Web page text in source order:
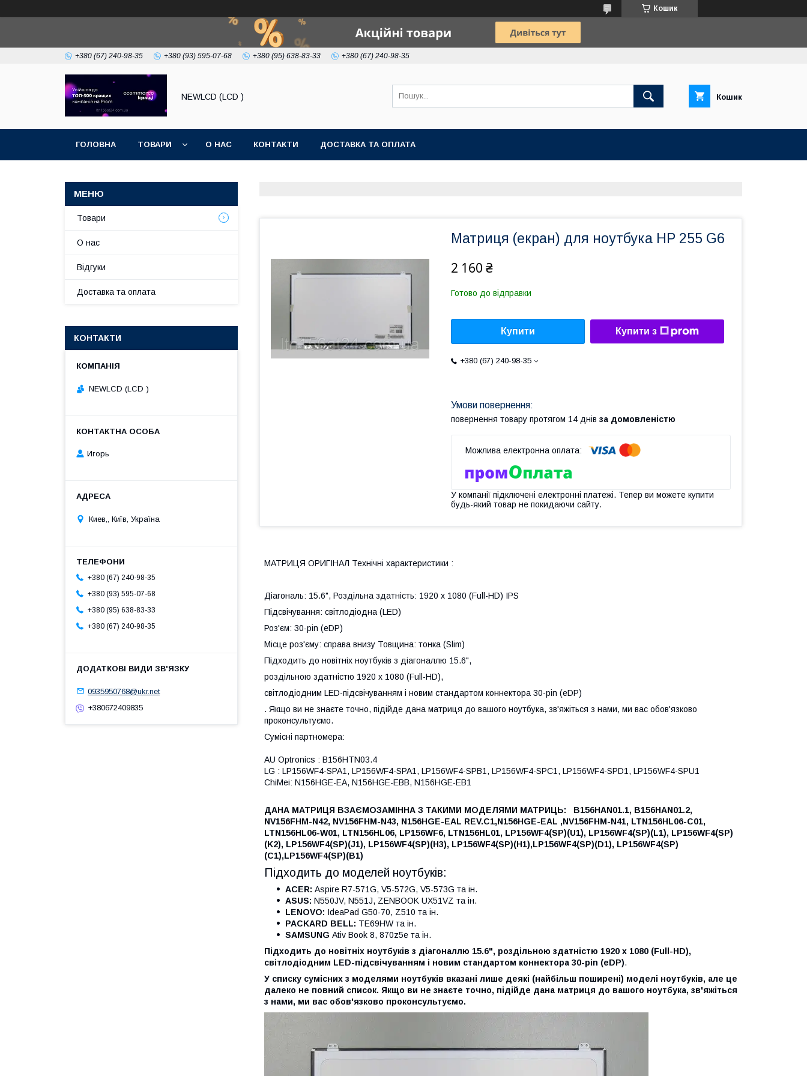
Кошик
+380 (67) 240-98-35 +380 (93) 595-07-68 +380 (95) 638-83-33 +380 (67) 240-98-35
NEWLCD (LCD ) Кошик
ГОЛОВНА ТОВАРИ О НАС КОНТАКТИ ДОСТАВКА ТА ОПЛАТА
Матриця (екран) для ноутбука HP 255 G6
2 160 ₴
Готово до відправки
Купити Купити з
+380 (67) 240-98-35
повернення товару протягом 14 днів за домовленістю
У компанії підключені електронні платежі. Тепер ви можете купити
будь-який товар не покидаючи сайту.
МАТРИЦЯ ОРИГІНАЛ Технічні характеристики :
Діагональ: 15.6", Роздільна здатність: 1920 x 1080 (Full-HD) IPS
Підсвічування: світлодіодна (LED)
Роз'єм: 30-pin (eDP)
Місце роз'єму: справа внизу Товщина: тонка (Slim)
Підходить до новітніх ноутбуків з діагоналлю 15.6",
роздільною здатністю 1920 x 1080 (Full-HD),
світлодіодним LED-підсвічуванням і новим стандартом коннектора 30-pin (eDP)
. Якщо ви не знаєте точно, підійде дана матриця до вашого ноутбука, зв'яжіться з нами, ми вас обов'язково
проконсультуємо.
Сумісні партномера:
AU Optronics : B156HTN03.4
LG : LP156WF4-SPA1, LP156WF4-SPA1, LP156WF4-SPB1, LP156WF4-SPC1, LP156WF4-SPD1, LP156WF4-SPU1
ChiMei: N156HGE-EA, N156HGE-EBB, N156HGE-EB1
ДАНА МАТРИЦЯ ВЗАЄМОЗАМІННА З ТАКИМИ МОДЕЛЯМИ МАТРИЦЬ: B156HAN01.1, B156HAN01.2,
NV156FHM-N42, NV156FHM-N43, N156HGE-EAL REV.C1,N156HGE-EAL ,NV156FHM-N41, LTN156HL06-C01,
LTN156HL06-W01, LTN156HL06, LP156WF6, LTN156HL01, LP156WF4(SP)(U1), LP156WF4(SP)(L1), LP156WF4(SP)
(K2), LP156WF4(SP)(J1), LP156WF4(SP)(H3), LP156WF4(SP)(H1),LP156WF4(SP)(D1), LP156WF4(SP)
(C1),LP156WF4(SP)(B1)
Підходить до моделей ноутбуків:
ACER: Aspire R7-571G, V5-572G, V5-573G та ін.
ASUS: N550JV, N551J, ZENBOOK UX51VZ та ін.
LENOVO: IdeaPad G50-70, Z510 та ін.
PACKARD BELL: TE69HW та ін.
SAMSUNG Ativ Book 8, 870z5e та ін.
Підходить до новітніх ноутбуків з діагоналлю 15.6", роздільною здатністю 1920 x 1080 (Full-HD),
світлодіодним LED-підсвічуванням і новим стандартом коннектора 30-pin (eDP).
У списку сумісних з моделями ноутбуків вказані лише деякі (найбільш поширені) моделі ноутбуків, але це
далеко не повний список. Якщо ви не знаєте точно, підійде дана матриця до вашого ноутбука, зв'яжіться
з нами, ми вас обов'язково проконсультуємо.
Товари
О нас
Відгуки
Доставка та оплата
КОНТАКТИ
NEWLCD (LCD )
Игорь
Киев,, Київ, Україна
+380 (67) 240-98-35
+380 (93) 595-07-68
+380 (95) 638-83-33
+380 (67) 240-98-35
0935950768@ukr.net
+380672409835